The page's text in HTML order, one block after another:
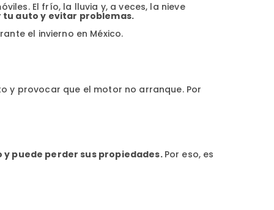
El frío, la lluvia y, a veces, la nieve
auto y evitar problemas.
el invierno en México.
y provocar que el motor no arranque. Por
y puede perder sus propiedades. Por eso, es